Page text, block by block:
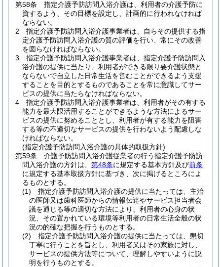
第58条
指定介護予防訪問入浴介護は、利用者の介護予防に
資するよう、その目標を設定し、計画的に行われなければ
ならない。
2
指定介護予防訪問入浴介護事業者は、自らその提供する指
定介護予防訪問入浴介護の質の評価を行い、常にその改善
を図らなければならない。
3
指定介護予防訪問入浴介護事業者は、指定介護予防訪問入
浴介護の提供に当たり、利用者ができる限り要介護状態と
ならないで自立した日常生活を営むことができるよう支援
することを目的とするものであることを常に意識してサー
ビスの提供に当たらなければならない。
4
指定介護予防訪問入浴介護事業者は、利用者がその有する
能力を最大限活用することができるような方法によるサー
ビスの提供に努めることとし、利用者が有する能力を阻害
する等の不適切なサービスの提供を行わないよう配慮しな
ければならない。
(指定介護予防訪問入浴介護の具体的取扱方針)
第59条
介護予防訪問入浴介護従業者の行う指定介護予防訪
問入浴介護の方針は、 第48条に規定する基本方針及び前条
に規定する基本取扱方針に基づき、次に掲げるところによ
るものとする。
(1)
指定介護予防訪問入浴介護の提供に当たっては、主治
の医師又は歯科医師からの情報伝達やサービス担当者会
議を通じる等の適切な方法により、利用者の心身の状
況、その置かれている環境等利用者の日常生活全般の状
況の的確な把握を行うものとする。
(2)
指定介護予防訪問入浴介護の提供に当たっては、懇切
丁寧に行うことを旨とし、利用者又はその家族に対し、
サービスの提供方法等について、理解しやすいように説
明を行うものとする。